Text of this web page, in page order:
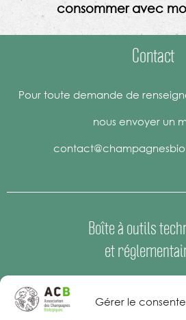
Gérer le
consommer avec
Contact
Pour toute demande de
nous envoyer un
Boîte à outils
et
Espace Presse